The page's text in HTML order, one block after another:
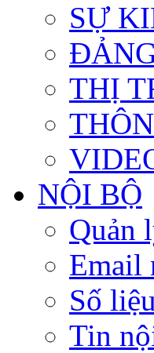
SỰ
THỊ
NỘI BỘ
Quản
Email
Số
Tin